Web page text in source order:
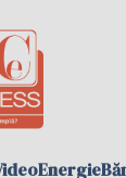
Energie